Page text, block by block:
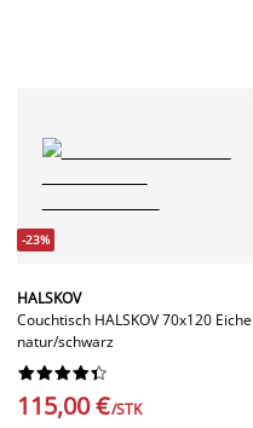
-23%
HALSKOV
Couchtisch HALSKOV 70x120 Eiche
natur/schwarz






115,00 €/STK